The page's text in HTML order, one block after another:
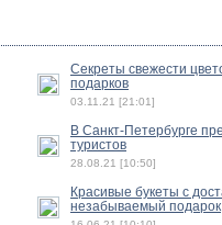
Секреты свежести
подарков
03.11.21 [21:01]
В Санкт-Петербурге
туристов
28.08.21 [10:50]
Красивые букеты с
незабываемый подарок